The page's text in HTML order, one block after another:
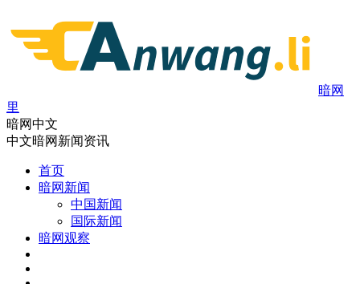
暗网
里
暗网中文
中文暗网新闻资讯
首页
暗网新闻
中国新闻
国际新闻
暗网观察